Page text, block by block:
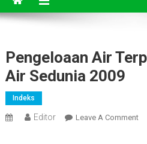
Pengeloaan Air
Air Sedunia 2009
Indeks
Editor Leave A CommentOn